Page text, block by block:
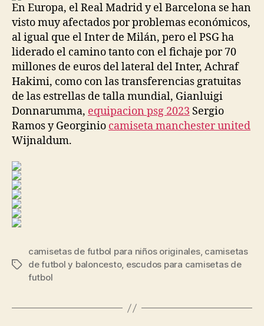
En Europa, el Real Madrid y el Barcelona se han
visto muy afectados por problemas económicos,
al igual que el Inter de Milán, pero el PSG ha
liderado el camino tanto con el fichaje por 70
millones de euros del lateral del Inter, Achraf
Hakimi, como con las transferencias gratuitas
de las estrellas de talla mundial, Gianluigi
Donnarumma, equipacion psg 2023 Sergio
Ramos y Georginio camiseta manchester united
Wijnaldum.
Etiquetas
camisetas de futbol para niños originales, camisetas
de futbol y baloncesto, escudos para camisetas de
futbol